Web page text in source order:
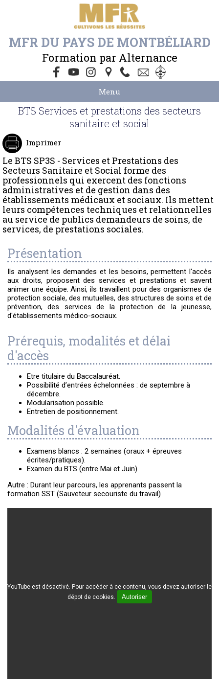
MFR DU PAYS DE MONTBÉLIARD
Formation par Alternance
Menu
BTS Services et prestations des secteurs
sanitaire et social
Imprimer
Le BTS SP3S - Services et Prestations des
Secteurs Sanitaire et Social forme des
professionnels qui exercent des fonctions
administratives et de gestion dans des
établissements médicaux et sociaux. Ils mettent
leurs compétences techniques et relationnelles
au service de publics demandeurs de soins, de
services, de prestations sociales.
Présentation
Ils analysent les demandes et les besoins, permettent l'accès
aux droits, proposent des services et prestations et savent
animer une équipe. Ainsi, ils travaillent pour des organismes de
protection sociale, des mutuelles, des structures de soins et de
prévention, des services de la protection de la jeunesse,
d'établissements médico-sociaux.
Prérequis, modalités et délai
d'accès
Etre titulaire du Baccalauréat.
Possibilité d’entrées échelonnées : de septembre à
décembre.
Modularisation possible.
Entretien de positionnement.
Modalités d'évaluation
Examens blancs : 2 semaines (oraux + épreuves
écrites/pratiques).
Examen du BTS (entre Mai et Juin)
Autre : Durant leur parcours, les apprenants passent la
formation SST (Sauveteur secouriste du travail)
YouTube est désactivé. Pour accéder à ce contenu, vous devez autoriser le
dépot de cookies.
Autoriser